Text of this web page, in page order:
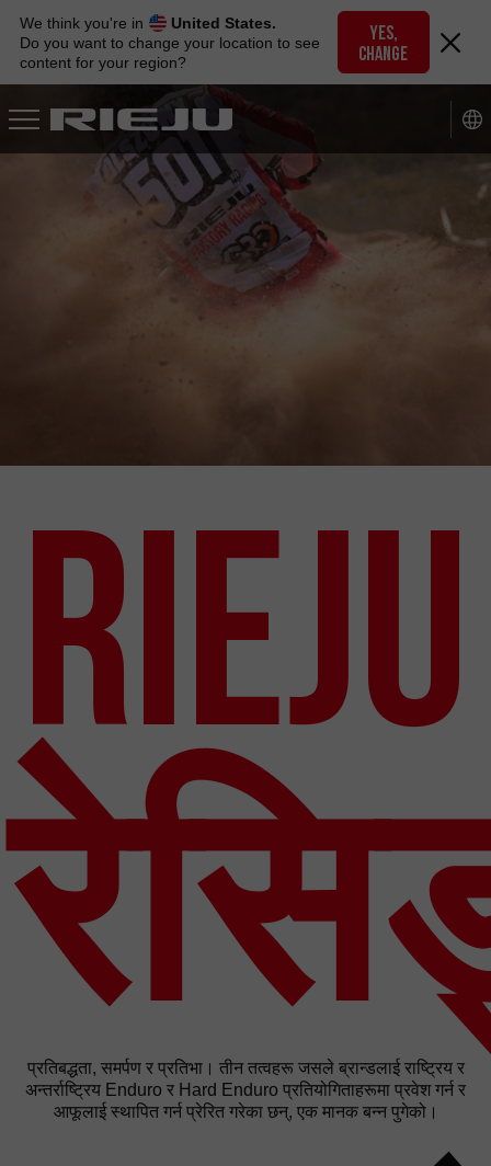
navigation
content
We think you're in
United States.
Do you want to change your location to see
content for your region?
YES,
CHANGE
Rieju
प्रतिबद्धता, समर्पण र प्रतिभा। तीन तत्वहरू जसले ब्रान्डलाई राष्ट्रिय र
अन्तर्राष्ट्रिय Enduro र Hard Enduro प्रतियोगिताहरूमा प्रवेश गर्न र
आफूलाई स्थापित गर्न प्रेरित गरेका छन्, एक मानक बन्न पुगेको।